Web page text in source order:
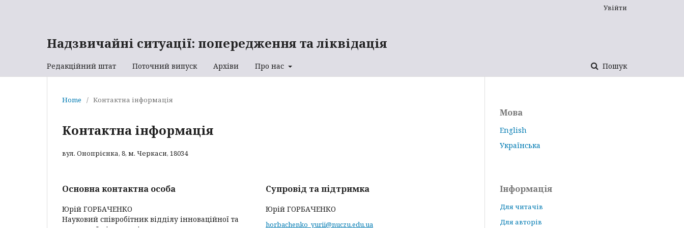
Надзвичайні ситуації: попередження та ліквідація
Редакційний штат Поточний випуск Архіви Про нас Пошук
Увійти
Home / Контактна інформація
Контактна інформація
вул. Онопрієнка, 8, м. Черкаси, 18034
Основна контактна особа
Юрій ГОРБАЧЕНКО
Науковий співробітник відділу інноваційної та
Супровід та підтримка
Юрій ГОРБАЧЕНКО
horbachenko_yurii@nuczu.edu.ua
Мова
English
Українська
Інформація
Для читачів
Для авторів